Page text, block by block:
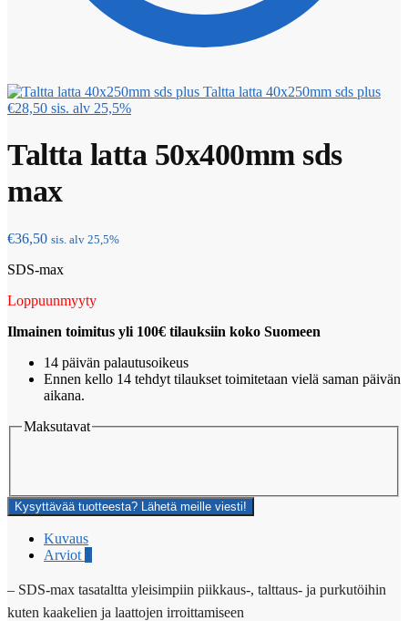
Taltta latta 40x250mm sds plus
€28,50 sis. alv 25,5%
Taltta latta 50x400mm sds
max
€36,50 sis. alv 25,5%
SDS-max
Loppuunmyyty
Ilmainen toimitus yli 100€ tilauksiin koko Suomeen
14 päivän palautusoikeus
Ennen kello 14 tehdyt tilaukset toimitetaan vielä saman päivän
aikana.
Maksutavat
Kysyttävää tuotteesta? Lähetä meille viesti!
Kuvaus
Arviot 0
– SDS-max tasataltta yleisimpiin piikkaus-, talttaus- ja purkutöihin
kuten kaakelien ja laattojen irroittamiseen